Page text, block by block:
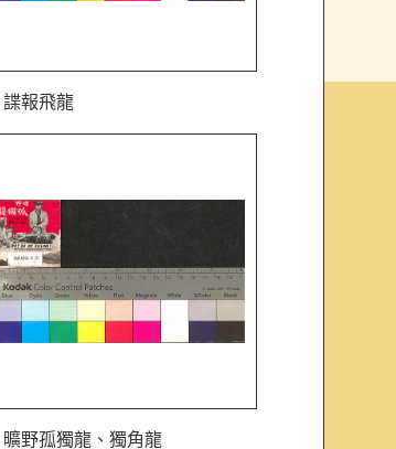
諜報飛龍
曠野孤獨龍、獨角龍